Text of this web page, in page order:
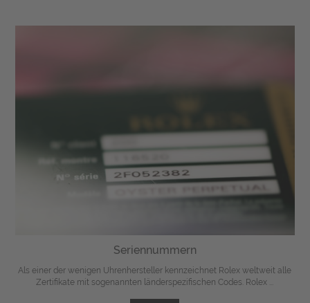
Seriennummern
Als einer der wenigen Uhrenhersteller kennzeichnet Rolex weltweit alle
Zertifikate mit sogenannten länderspezifischen Codes. Rolex ...